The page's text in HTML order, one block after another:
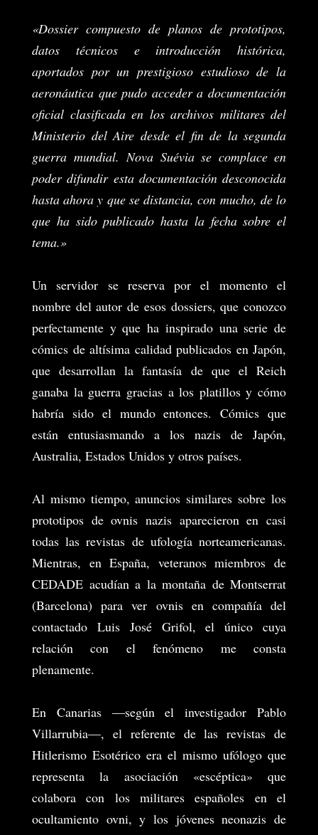
«Dossier compuesto de planos de prototipos,
datos técnicos e introducción histórica,
aportados por un prestigioso estudioso de la
aeronáutica que pudo acceder a documentación
oficial clasificada en los archivos militares del
Ministerio del Aire desde el fin de la segunda
guerra mundial.Nova Suévia se complace en
poder difundir esta documentación desconocida
hasta ahora y que se distancia, con mucho, de lo
que ha sido publicado hasta la fecha sobre el
tema.»
Un servidor se reserva por el momento el
nombre del autor de esos dossiers, que conozco
perfectamente y que ha inspirado una serie de
cómics de altísima calidad publicados en Japón,
que desarrollan la fantasía de que el Reich
ganaba la guerra gracias a los platillos y cómo
habría sido el mundo entonces. Cómics que
están entusiasmando a los nazis de Japón,
Australia, Estados Unidos y otros países.
Al mismo tiempo, anuncios similares sobre los
prototipos de ovnis nazis aparecieron en casi
todas las revistas de ufología norteamericanas.
Mientras, en España, veteranos miembros de
CEDADE acudían a la montaña de Montserrat
(Barcelona) para ver ovnis en compañía del
contactado Luis José Grifol, el único cuya
relación con el fenómeno me consta
plenamente.
En Canarias —según el investigador Pablo
Villarrubia—, el referente de las revistas de
Hitlerismo Esotérico era el mismo ufólogo que
representa la asociación «escéptica» que
colabora con los militares españoles en el
ocultamiento ovni, y los jóvenes neonazis de